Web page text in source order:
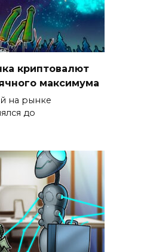
криптовалют
максимума
на рынке
до